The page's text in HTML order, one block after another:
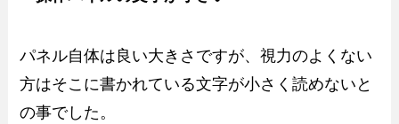
パネル自体は良い大きさですが、視力のよくない
方はそこに書かれている文字が小さく読めないと
の事でした。